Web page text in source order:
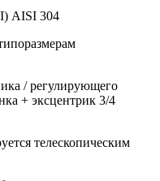
AISI 304
/ регулирующего
+ эксцентрик 3/4
телескопическим